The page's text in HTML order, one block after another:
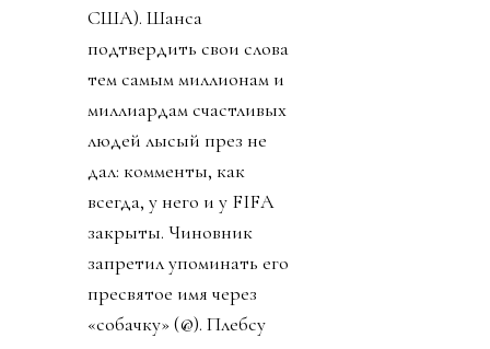
США). Шанса
подтвердить свои слова
тем самым миллионам и
миллиардам счастливых
людей лысый през не
дал: комменты, как
всегда, у него и у FIFA
закрыты. Чиновник
запретил упоминать его
пресвятое имя через
«собачку» (@). Плебсу